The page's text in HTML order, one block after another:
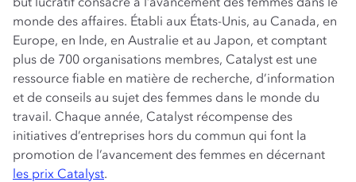
but lucratif consacré à l’avancement des femmes dans le
monde des affaires. Établi aux États-Unis, au Canada, en
Europe, en Inde, en Australie et au Japon, et comptant
plus de 700 organisations membres, Catalyst est une
ressource fiable en matière de recherche, d’information
et de conseils au sujet des femmes dans le monde du
travail. Chaque année, Catalyst récompense des
initiatives d’entreprises hors du commun qui font la
promotion de l’avancement des femmes en décernant
les prix Catalyst.